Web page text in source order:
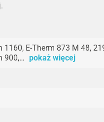
1160, E-Therm 873 M 48,
900,… pokaż więcej